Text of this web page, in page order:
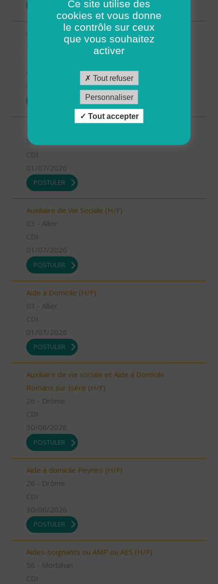
Aide-Soignant(e) à Domicile PLOUGASTEL-
DAOULAS CDD 80% (H/F)
INFIRMIER COORDINATEUR (H/F)
55 - Meuse
CDI
01/07/2026
POSTULER
Auxiliaire de Vie Sociale (H/F)
03 - Allier
CDI
01/07/2026
POSTULER
Aide à Domicile (H/F)
03 - Allier
CDI
01/07/2026
POSTULER
Auxiliaire de vie sociale et Aide à Domicile
Romans sur Isère (H/F)
26 - Drôme
CDI
30/06/2026
POSTULER
Aide à domicile Peyrins (H/F)
26 - Drôme
CDI
30/06/2026
POSTULER
Aides-soignants ou AMP ou AES (H/F)
56 - Morbihan
CDI
Ce site utilise des
cookies et vous donne
le contrôle sur ceux
que vous souhaitez
activer
Tout refuser
Personnaliser
Tout accepter